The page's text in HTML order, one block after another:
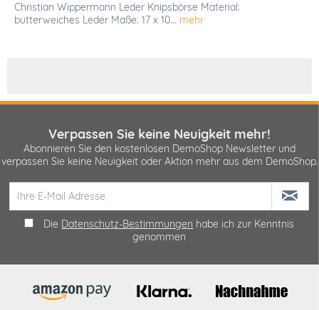
Christian Wippermann Leder Knipsbörse Material:
butterweiches Leder Maße: 17 x 10... mehr
Verpassen Sie keine Neuigkeit mehr!
Abonnieren Sie den kostenlosen DemoShop Newsletter und
verpassen Sie keine Neuigkeit oder Aktion mehr aus dem DemoShop.
Die Datenschutz-Bestimmungen habe ich zur Kenntnis
genommen